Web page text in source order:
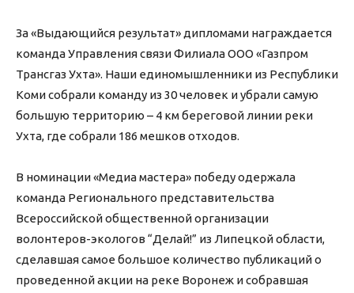
За «Выдающийся результат» дипломами награждается
команда Управления связи Филиала ООО «Газпром
Трансгаз Ухта». Наши единомышленники из Республики
Коми собрали команду из 30 человек и убрали самую
большую территорию – 4 км береговой линии реки
Ухта, где собрали 186 мешков отходов.
В номинации «Медиа мастера» победу одержала
команда Регионального представительства
Всероссийской общественной организации
волонтеров-экологов “Делай!” из Липецкой области,
сделавшая самое большое количество публикаций о
проведенной акции на реке Воронеж и собравшая